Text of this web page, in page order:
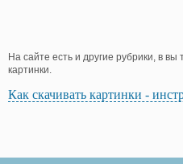
На сайте есть и другие рубрики, в
картинки.
Как скачивать картинки -